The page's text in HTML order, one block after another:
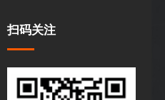
扫码关注